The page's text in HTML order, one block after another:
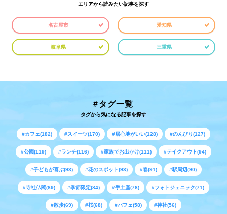
エリアから読みたい記事を探す
名古屋市 愛知県
岐阜県 三重県
#タグ一覧
タグから気になる記事を探す
#カフェ(182) #スイーツ(170) #居心地がいい(128) #のんびり(127)
#公園(119) #ランチ(116) #家族でお出かけ(111) #テイクアウト(94)
#子どもが喜ぶ(93) #花のスポット(93) #春(91) #駅周辺(90)
#寺社仏閣(89) #季節限定(84) #手土産(78) #フォトジェニック(71)
#散歩(69) #桜(68) #パフェ(58) #神社(56)